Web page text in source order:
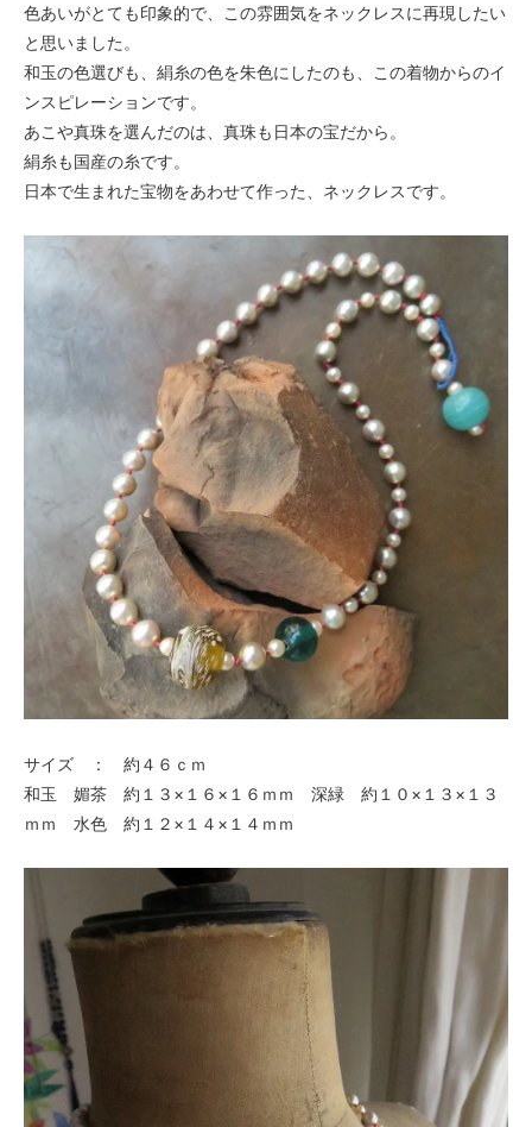
色あいがとても印象的で、この雰囲気をネックレスに再現したい
と思いました。
和玉の色選びも、絹糸の色を朱色にしたのも、この着物からのイ
ンスピレーションです。
あこや真珠を選んだのは、真珠も日本の宝だから。
絹糸も国産の糸です。
日本で生まれた宝物をあわせて作った、ネックレスです。
サイズ ： 約４６ｃｍ
和玉 媚茶 約１３×１６×１６ｍｍ 深緑 約１０×１３×１３
ｍｍ 水色 約１２×１４×１４ｍｍ